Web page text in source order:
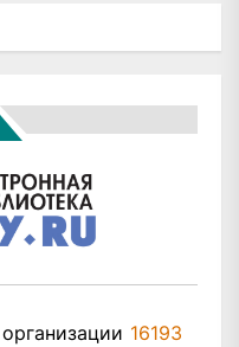
16193